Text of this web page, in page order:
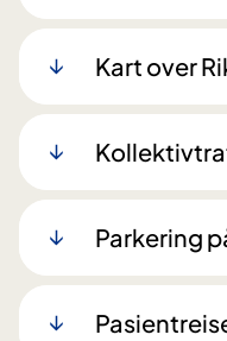
Kart over
Parkering